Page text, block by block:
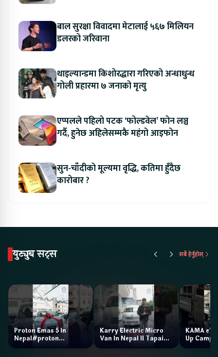
बाल सुरक्षा विवादमा मेटालाई ५६७ मिलियन
डलरको जरिवाना
थाइल्यान्डमा किशोरद्धारा गरिएको अन्धाधुन्ध
गोली प्रहारमा ७ जनाको मृत्यु
एप्पलले पहिलो पटक ‘फोल्डवेल’ फोन लञ्च
गर्दै, हुनेछ अहिलेसम्मकै महंगो आइफोन
सुन-चाँदीको मूल्यमा वृद्धि, कतिमा हुँदैछ
कारोबार ?
युट्युब सट्स सबै हेर्नुहोस्
Proton Emas 5 In
Nepal#proton
#protonemas5#protonnepal#evcarnepal
Karry Electric Micro
Van In Nepal II Tapaiko
Bazar II Jankari
KAMA eV
Up Camp